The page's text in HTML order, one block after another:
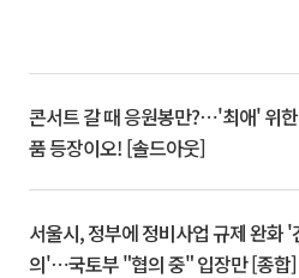
콘서트 갈 때 응원봉만?⋯'최애' 위
품 등장이오! [솔드아웃]
서울시, 정부에 정비사업 규제 완화 '
의'⋯국토부 "협의 중" 입장만 [종합]